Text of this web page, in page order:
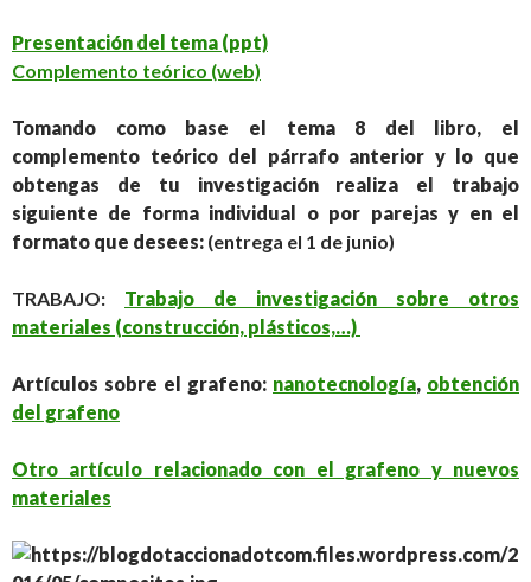
Presentación del tema (ppt)
Complemento teórico (web)
Tomando como base el tema 8 del libro, el
complemento teórico del párrafo anterior y lo que
obtengas de tu investigación realiza el trabajo
siguiente de forma individual o por parejas y en el
formato que desees: (entrega el 1 de junio)
TRABAJO: Trabajo de investigación sobre otros
materiales (construcción, plásticos,…)
Artículos sobre el grafeno: nanotecnología, obtención
del grafeno
Otro artículo relacionado con el grafeno y nuevos
materiales